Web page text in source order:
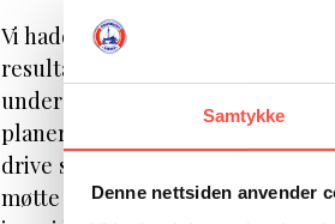
Samtykke
Denne nettsiden anvender
Vi hadde gjort vår årlege
resultat. Vi hadde med
under fangstinga. Reiarane
planer om ein prøvetur til
drive selfangst der på lønsam
møtte lite samarbeidsvilje frå